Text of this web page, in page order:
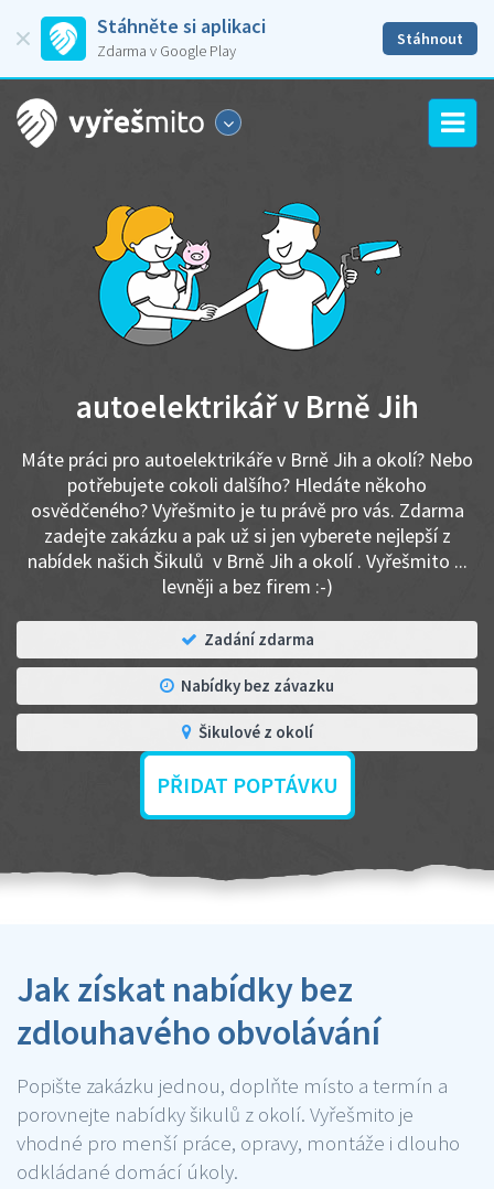
Stáhněte si aplikaci
Zdarma v Google Play
Stáhnout
autoelektrikář v Brně Jih
Máte práci pro autoelektrikáře v Brně Jih a okolí? Nebo
potřebujete cokoli dalšího? Hledáte někoho
osvědčeného? Vyřešmito je tu právě pro vás. Zdarma
zadejte zakázku a pak už si jen vyberete nejlepší z
nabídek našich Šikulů v Brně Jih a okolí . Vyřešmito ...
levněji a bez firem :-)
Zadání zdarma
Nabídky bez závazku
Šikulové z okolí
PŘIDAT POPTÁVKU
Jak získat nabídky bez
zdlouhavého obvolávání
Popište zakázku jednou, doplňte místo a termín a
porovnejte nabídky šikulů z okolí. Vyřešmito je
vhodné pro menší práce, opravy, montáže i dlouho
odkládané domácí úkoly.